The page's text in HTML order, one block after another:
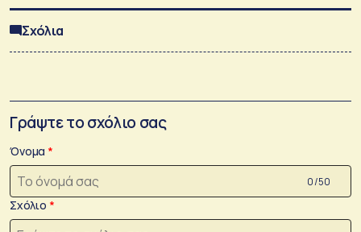
Σχόλια
Γράψτε το σχόλιο σας
Όνομα
0 /50
Σχόλιο